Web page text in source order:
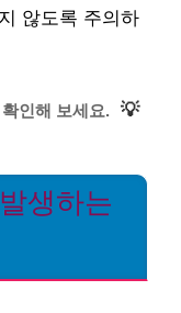
않도록 주의하
인해 보세요. 💡
생하는